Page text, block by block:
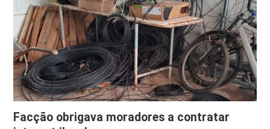
Facção obrigava moradores a contratar